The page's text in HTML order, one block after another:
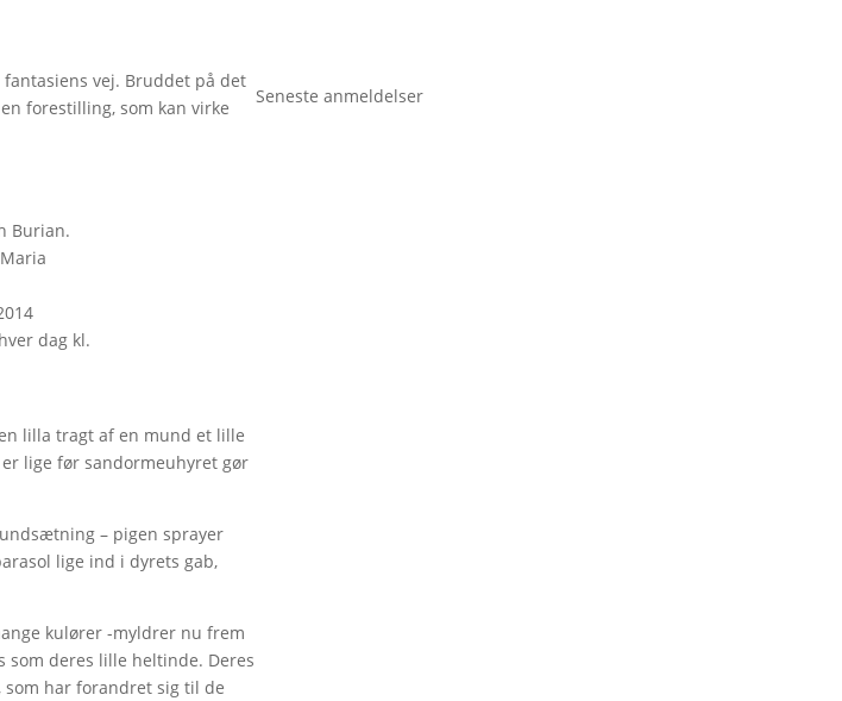
vej. Bruddet på det
forestilling, som kan virke
Burian.
dag kl.
lilla tragt af en mund et lille
lige før sandormeuhyret gør
– pigen sprayer
lige ind i dyrets gab,
kulører -myldrer nu frem
deres lille heltinde. Deres
har forandret sig til de
Seneste anmeldelser